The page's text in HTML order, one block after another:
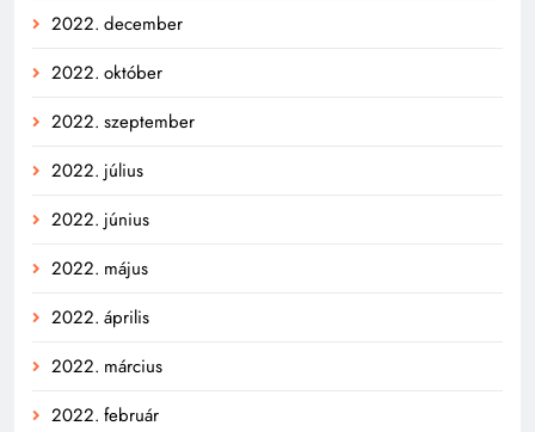
2022. december
2022. október
2022. szeptember
2022. július
2022. június
2022. május
2022. április
2022. március
2022. február